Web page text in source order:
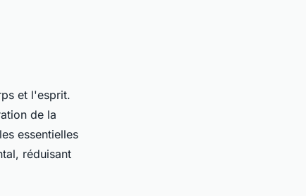
et l'esprit.
de la
essentielles
réduisant